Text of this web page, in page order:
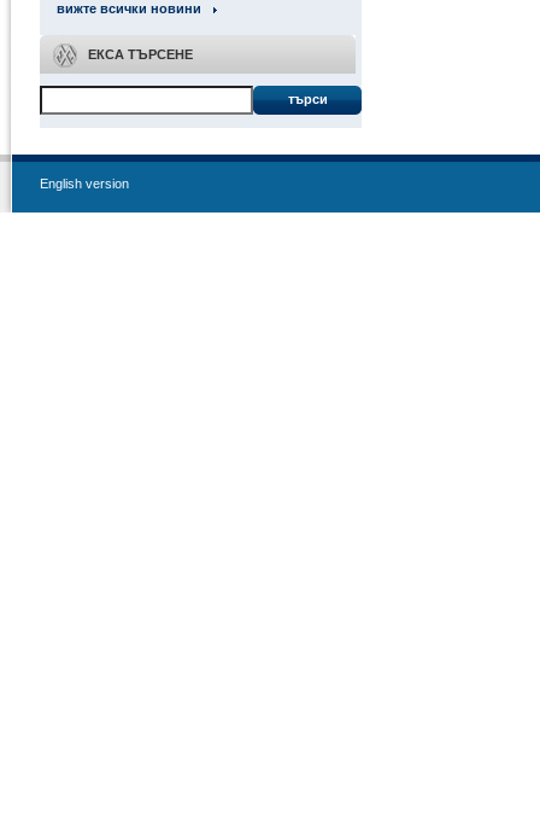
вижте всички новини
ЕКСА ТЪРСЕНЕ
търси
English version